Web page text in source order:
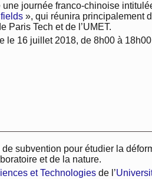
une journée franco-chinoise
», qui réunira principalement
Paris Tech et de l’UMET.
le 16 juillet 2018, de 8h00 à
subvention pour étudier la
et de la nature.
et Technologies de l’